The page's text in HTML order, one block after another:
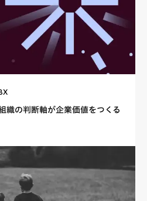
織の判断軸が企業価値をつくる